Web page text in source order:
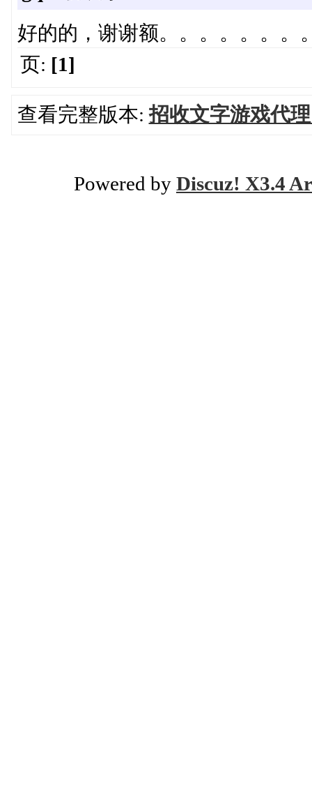
好的的，谢谢额。。。。。。。
页: [1]
查看完整版本:招收文字游戏代
Powered by Discuz! X3.4